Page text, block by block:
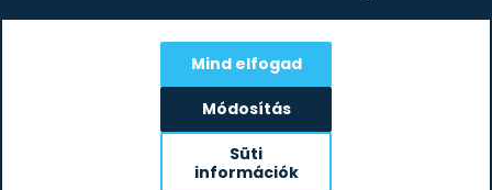
Mind elfogad
Módosítás
Süti
információk